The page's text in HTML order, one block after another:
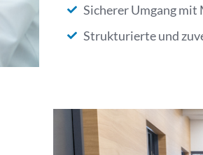
Sicherer Umgang mit
Strukturierte und